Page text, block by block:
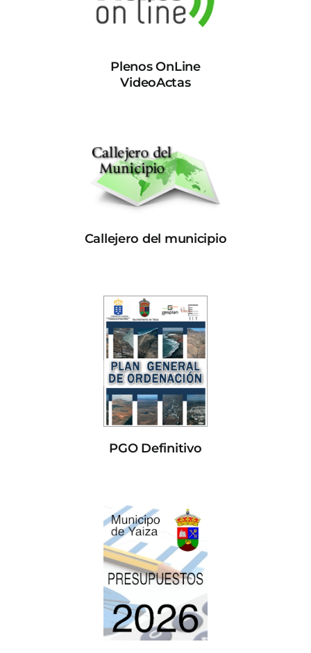
Plenos OnLine
VideoActas
Callejero del municipio
PGO Definitivo